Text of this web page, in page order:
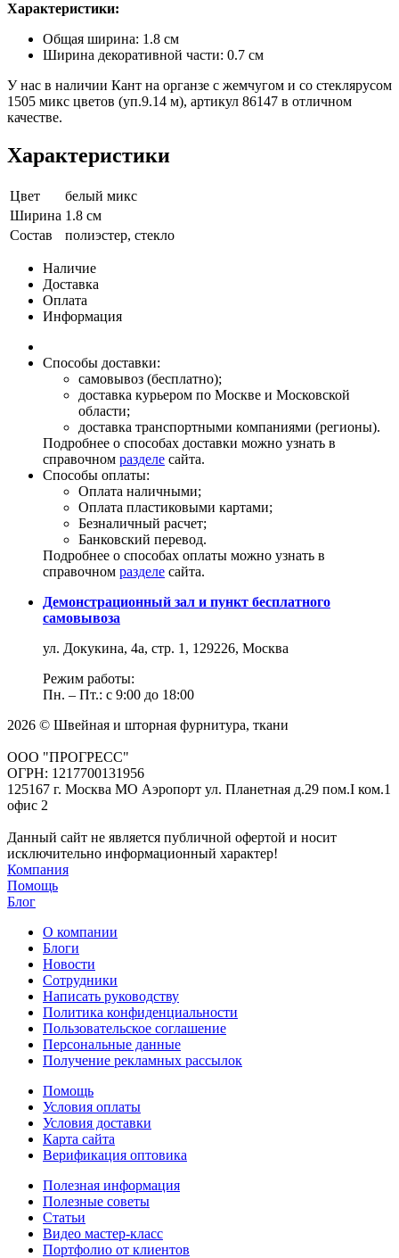
Характеристики:
Общая ширина: 1.8 см
Ширина декоративной части: 0.7 см
У нас в наличии Кант на органзе с жемчугом и со стеклярусом
1505 микс цветов (уп.9.14 м), артикул 86147 в отличном
качестве.
Характеристики
Цвет
белый микс
Ширина 1.8 см
Состав
полиэстер, стекло
Наличие
Доставка
Оплата
Информация
Способы доставки:
самовывоз (бесплатно);
доставка курьером по Москве и Московской
области;
доставка транспортными компаниями (регионы).
Подробнее о способах доставки можно узнать в
справочном разделе сайта.
Способы оплаты:
Оплата наличными;
Оплата пластиковыми картами;
Безналичный расчет;
Банковский перевод.
Подробнее о способах оплаты можно узнать в
справочном разделе сайта.
Демонстрационный зал и пункт бесплатного
самовывоза
ул. Докукина, 4а, стр. 1, 129226, Москва
Режим работы:
Пн. – Пт.: с 9:00 до 18:00
2026 © Швейная и шторная фурнитура, ткани
ООО "ПРОГРЕСС"
ОГРН: 1217700131956
125167 г. Москва МО Аэропорт ул. Планетная д.29 пом.I ком.1
офис 2
Данный сайт не является публичной офертой и носит
исключительно информационный характер!
Компания
Помощь
Блог
О компании
Блоги
Новости
Сотрудники
Написать руководству
Политика конфиденциальности
Пользовательское соглашение
Персональные данные
Получение рекламных рассылок
Помощь
Условия оплаты
Условия доставки
Карта сайта
Верификация оптовика
Полезная информация
Полезные советы
Статьи
Видео мастер-класс
Портфолио от клиентов